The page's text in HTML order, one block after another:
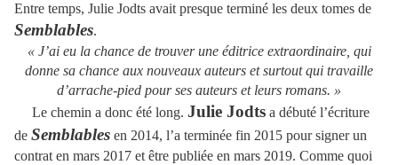
Entre temps, Julie Jodts avait presque terminé les deux tomes de
Semblables.
« J’ai eu la chance de trouver une éditrice extraordinaire, qui
donne sa chance aux nouveaux auteurs et surtout qui travaille
d’arrache-pied pour ses auteurs et leurs romans. »
Le chemin a donc été long. Julie Jodts a débuté l’écriture
de Semblables en 2014, l’a terminée fin 2015 pour signer un
contrat en mars 2017 et être publiée en mars 2019. Comme quoi